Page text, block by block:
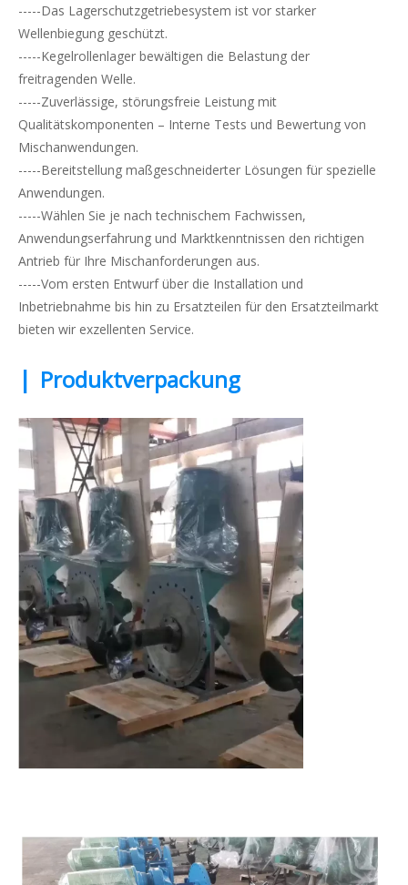
-----Das Lagerschutzgetriebesystem ist vor starker
Wellenbiegung geschützt.
-----Kegelrollenlager bewältigen die Belastung der
freitragenden Welle.
-----Zuverlässige, störungsfreie Leistung mit
Qualitätskomponenten – Interne Tests und Bewertung von
Mischanwendungen.
-----Bereitstellung maßgeschneiderter Lösungen für spezielle
Anwendungen.
-----Wählen Sie je nach technischem Fachwissen,
Anwendungserfahrung und Marktkenntnissen den richtigen
Antrieb für Ihre Mischanforderungen aus.
-----Vom ersten Entwurf über die Installation und
Inbetriebnahme bis hin zu Ersatzteilen für den Ersatzteilmarkt
bieten wir exzellenten Service.
| Produktverpackung